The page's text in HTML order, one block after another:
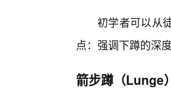
初学者可以从
点：强调下蹲的深
箭步蹲（